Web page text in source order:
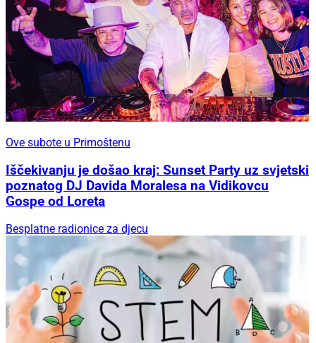
Ove subote u Primoštenu
Iščekivanju je došao kraj: Sunset Party uz svjetski
poznatog DJ Davida Moralesa na Vidikovcu
Gospe od Loreta
Besplatne radionice za djecu